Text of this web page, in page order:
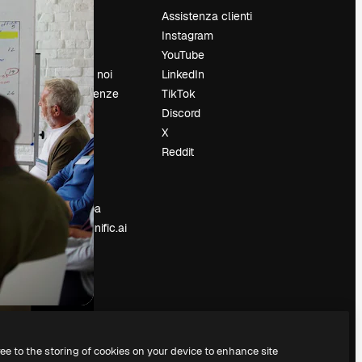
Prezzi
Chi siamo
Recensioni
Lavora con noi
Cerca tendenze
Blog
Eventi
Slidesgo
Vendi i tuoi
contenuti
Sala stampa
Cerchi magnific.ai
Assistenza clienti
Instagram
YouTube
LinkedIn
TikTok
Discord
X
Reddit
to the storing of cookies on your device to enhance site